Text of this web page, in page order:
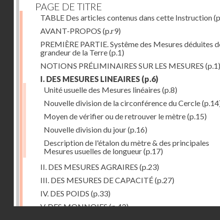
PAGE DE TITRE
TABLE Des articles contenus dans cette Instruction
AVANT-PROPOS (p.r9)
PREMIÈRE PARTIE. Systême des Mesures déduites
grandeur de la Terre(p.1)
NOTIONS PRÉLIMINAIRES SUR LES MESURES (p.1)
I. DES MESURES LINEAIRES (p.6)
Unité usuelle des Mesures linéaires (p.8)
Nouvelle division de la circonférence du Cercle
Moyen de vérifier ou de retrouver le mètre(p.15)
Nouvelle division du jour(p.16)
Description de l'étalon du mètre & des principales
Mesures usuelles de longueur(p.17)
II. DES MESURES AGRAIRES (p.23)
III. DES MESURES DE CAPACITÉ(p.27)
IV. DES POIDS (p.33)
V. DES MONNOIES(p.42)